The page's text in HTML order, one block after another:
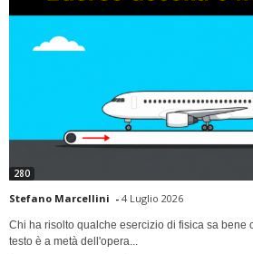
280
Stefano Marcellini - 4 Luglio 2026
Chi ha risolto qualche esercizio di fisica sa bene
testo è a metà dell'opera...